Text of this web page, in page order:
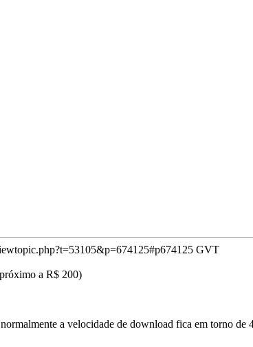
GVT
a R$ 200)
a velocidade de download fica em torno de